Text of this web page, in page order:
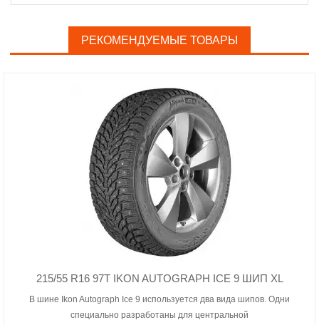
РЕКОМЕНДУЕМЫЕ ТОВАРЫ
215/55 R16 97T IKON AUTOGRAPH ICE 9 ШИП XL
В шине Ikon Autograph Ice 9 используется два вида шипов. Одни
специально разработаны для центральной